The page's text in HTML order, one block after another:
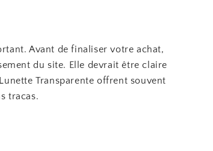
Avant de finaliser votre achat,
du site. Elle devrait être claire
Transparente offrent souvent
tracas.